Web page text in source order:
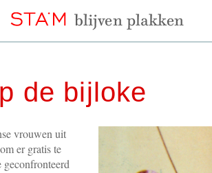
de bijloke
vrouwen uit
er gratis te